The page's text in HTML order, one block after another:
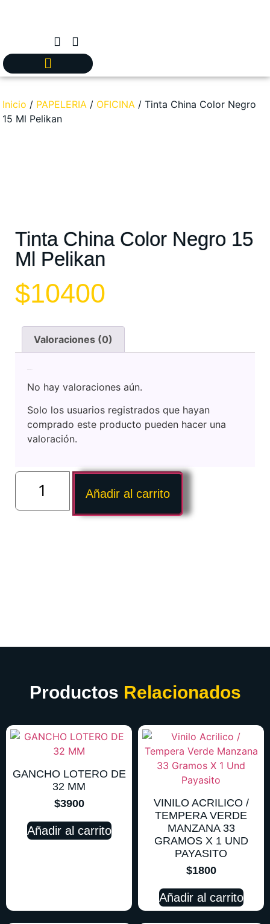
Inicio / PAPELERIA / OFICINA / Tinta China Color Negro
15 Ml Pelikan
Tinta China Color Negro 15
Ml Pelikan
$10400
Valoraciones (0)
No hay valoraciones aún.
Solo los usuarios registrados que hayan
comprado este producto pueden hacer una
valoración.
Añadir al carrito
Productos Relacionados
GANCHO LOTERO DE
32 MM
$3900
Añadir al carrito
VINILO ACRILICO /
TEMPERA VERDE
MANZANA 33
GRAMOS X 1 UND
PAYASITO
$1800
Añadir al carrito